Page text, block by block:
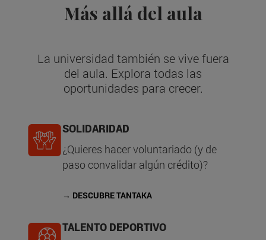
Más allá del aula
La universidad también se vive fuera
del aula. Explora todas las
oportunidades para crecer.
SOLIDARIDAD
¿Quieres hacer voluntariado (y de
paso convalidar algún crédito)?
→ DESCUBRE TANTAKA
TALENTO DEPORTIVO